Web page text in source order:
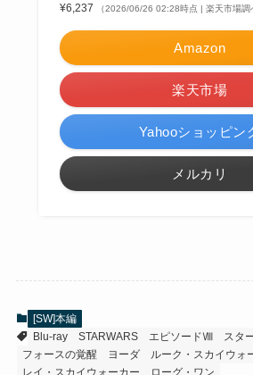
¥6,237 （2026/06/26 02:28時点 | 楽天市場調
Amazon
楽天市場
Yahooショッピン
メルカリ
[SW]本編
Blu-ray
STARWARS エピソードⅧ スタ
フォースの覚醒
ヨーダ
ルーク・スカイウォ
レイ・スカイウォーカー
ローグ・ワン